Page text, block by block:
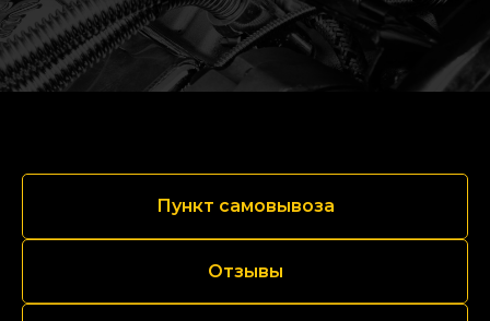
Пункт самовывоза
Отзывы